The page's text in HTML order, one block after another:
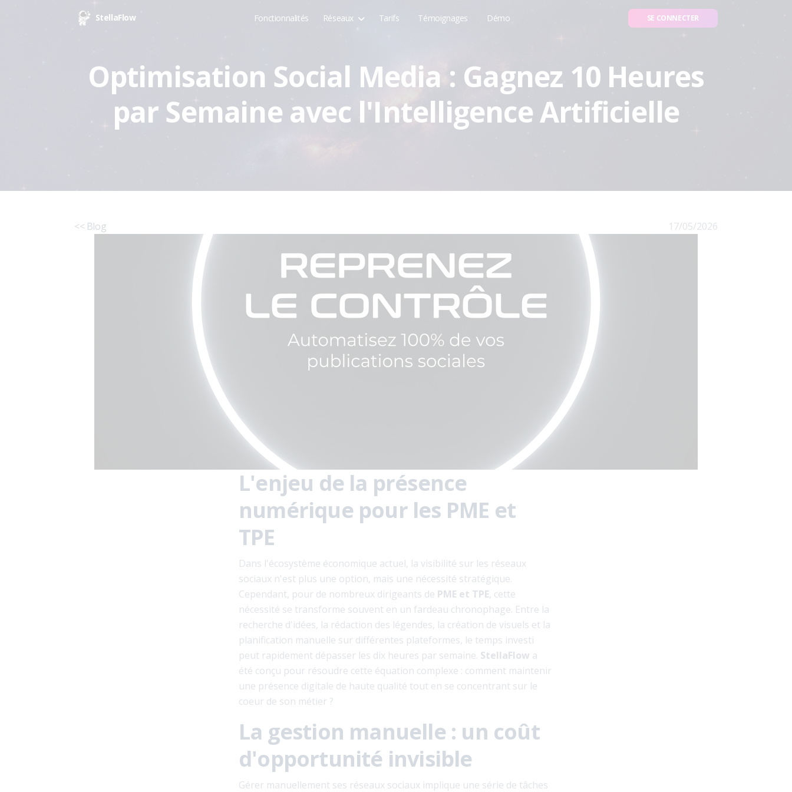
StellaFlow Fonctionnalités Réseaux Tarifs Témoignages Démo SE CONNECTER
Optimisation Social Media : Gagnez 10 Heures
par Semaine avec l'Intelligence Artificielle
<< Blog 17/05/2026
L'enjeu de la présence
numérique pour les PME et
TPE
Dans l'écosystème économique actuel, la visibilité sur les réseaux
sociaux n'est plus une option, mais une nécessité stratégique.
Cependant, pour de nombreux dirigeants de PME et TPE, cette
nécessité se transforme souvent en un fardeau chronophage. Entre la
recherche d'idées, la rédaction des légendes, la création de visuels et la
planification manuelle sur différentes plateformes, le temps investi
peut rapidement dépasser les dix heures par semaine. StellaFlow a
été conçu pour résoudre cette équation complexe : comment maintenir
une présence digitale de haute qualité tout en se concentrant sur le
coeur de son métier ?
La gestion manuelle : un coût
d'opportunité invisible
Gérer manuellement ses réseaux sociaux implique une série de tâches